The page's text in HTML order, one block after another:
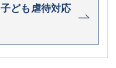
ども虐待対応